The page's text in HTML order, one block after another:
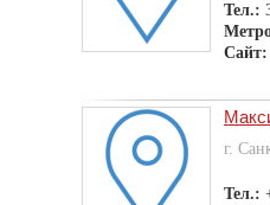
Тел.:
Сайт:
г.
Тел.: